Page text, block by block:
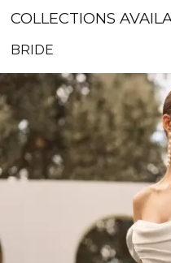
COLLECTIONS
BRIDE